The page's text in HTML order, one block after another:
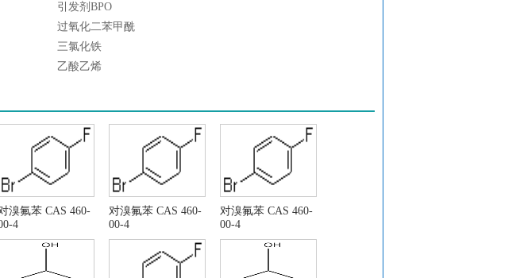
引发剂BPO
过氧化二苯甲酰
三氯化铁
乙酸乙烯
对苯二胺
1,4-丁二醇
甲基环己烷
叔丁醇
醋酸乙烯酯
氯甲酸十六烷基酯 CAS NO. 26272-90-2
溴氟苯 CAS 460-
4
对溴氟苯 CAS 460-
00-4
对溴氟苯 CAS 460-
00-4